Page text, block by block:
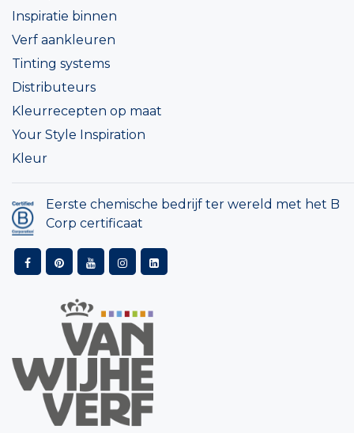
Inspiratie binnen
Verf aankleuren
Tinting systems
Distributeurs
Kleurrecepten op maat
Your Style Inspiration
Kleur
Eerste chemische bedrijf ter wereld met het B
Corp certificaat